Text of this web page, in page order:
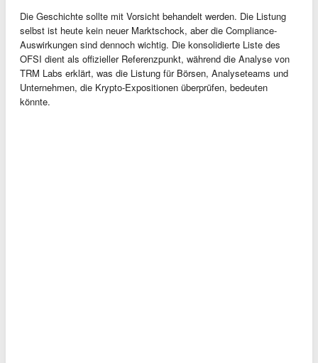
Die Geschichte sollte mit Vorsicht behandelt werden. Die Listung
selbst ist heute kein neuer Marktschock, aber die Compliance-
Auswirkungen sind dennoch wichtig. Die konsolidierte Liste des
OFSI dient als offizieller Referenzpunkt, während die Analyse von
TRM Labs erklärt, was die Listung für Börsen, Analyseteams und
Unternehmen, die Krypto-Expositionen überprüfen, bedeuten
könnte.